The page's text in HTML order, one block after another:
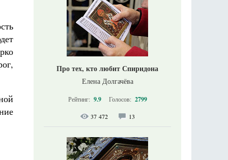
Про тех, кто любит Спиридона
Елена Долгачёва
Рейтинг: 9.9 Голосов: 2799
37 472 13